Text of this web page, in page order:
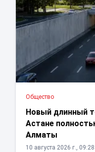
Общество
Новый длинный
Астане
Алматы
10 августа 2026 г., 09:28